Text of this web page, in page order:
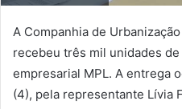
A Companhia de
recebeu três mil unidades
empresarial MPL. A entrega
(4), pela representante Lívia